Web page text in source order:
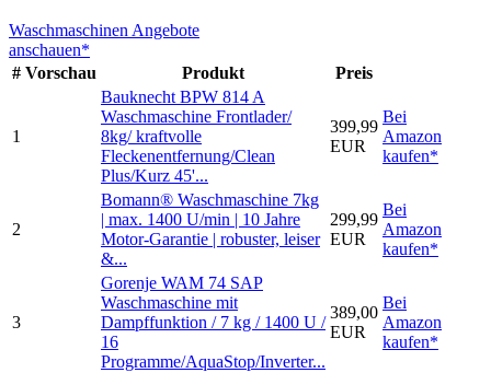
Waschmaschinen Angebote
anschauen*
# Vorschau Produkt Preis
1
Bauknecht BPW 814 A
Waschmaschine Frontlader/
8kg/ kraftvolle
Fleckenentfernung/Clean
Plus/Kurz 45'...
399,99
EUR
Bei
Amazon
kaufen*
2
Bomann® Waschmaschine 7kg
| max. 1400 U/min | 10 Jahre
Motor-Garantie | robuster, leiser
&...
299,99
EUR
Bei
Amazon
kaufen*
3
Gorenje WAM 74 SAP
Waschmaschine mit
Dampffunktion / 7 kg / 1400 U /
16
Programme/AquaStop/Inverter...
389,00
EUR
Bei
Amazon
kaufen*